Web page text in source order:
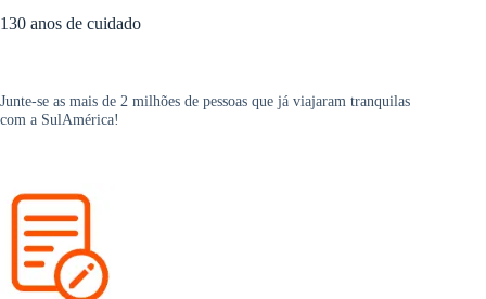
130 anos de cuidado
Junte-se as mais de 2 milhões de pessoas que já viajaram tranquilas
com a SulAmérica!